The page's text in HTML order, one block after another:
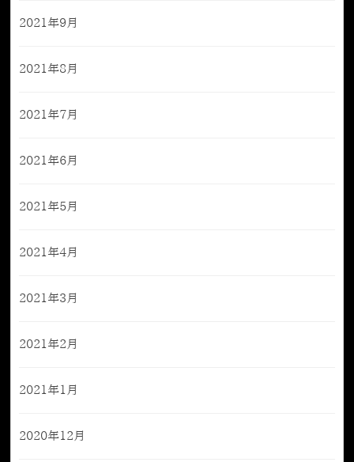
2021年9月
2021年8月
2021年7月
2021年6月
2021年5月
2021年4月
2021年3月
2021年2月
2021年1月
2020年12月